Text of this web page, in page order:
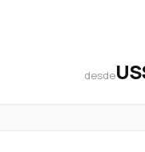
desde